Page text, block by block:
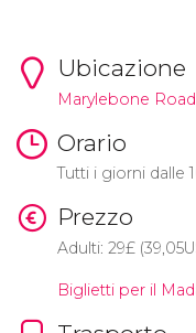
Ubicazione
Marylebone
Orario
Tutti i giorni dalle
Prezzo
Adulti: 29£(39,05
Biglietti per il